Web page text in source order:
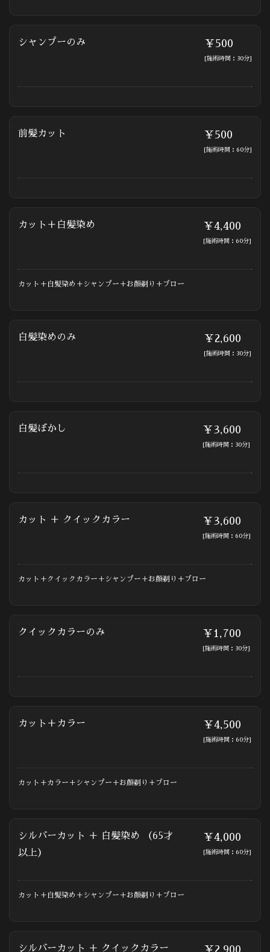
シャンプーのみ ￥500
[施術時間：30分]
前髪カット ￥500
[施術時間：60分]
カット＋白髪染め ￥4,400
[施術時間：60分]
カット＋白髪染め＋シャンプー＋お顔剃り＋ブロー
白髪染めのみ ￥2,600
[施術時間：30分]
白髪ぼかし ￥3,600
[施術時間：30分]
カット ＋ クイックカラー ￥3,600
[施術時間：60分]
カット＋クイックカラー＋シャンプー＋お顔剃り＋ブロー
クイックカラーのみ ￥1,700
[施術時間：30分]
カット＋カラー ￥4,500
[施術時間：60分]
カット＋カラー＋シャンプー＋お顔剃り＋ブロー
シルバーカット ＋ 白髪染め （65才
以上）
￥4,000
[施術時間：60分]
カット＋白髪染め＋シャンプー＋お顔剃り＋ブロー
シルバーカット ＋ クイックカラー ￥2,900